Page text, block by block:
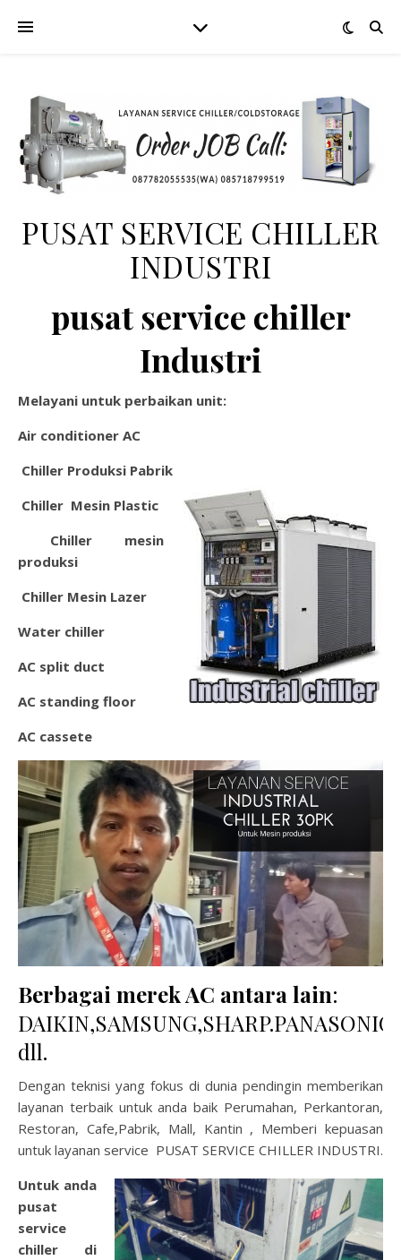
PUSAT SERVICE CHILLER
INDUSTRI
pusat service chiller
Industri
Melayani untuk perbaikan unit:
Air conditioner AC
Chiller Produksi Pabrik
Chiller Mesin Plastic
Chiller mesin
produksi
Chiller Mesin Lazer
Water chiller
AC split duct
AC standing floor
AC cassete
Berbagai merek AC antara lain:
dll.
Dengan teknisi yang fokus di dunia pendingin memberikan
layanan terbaik untuk anda baik Perumahan, Perkantoran,
Restoran, Cafe,Pabrik, Mall, Kantin , Memberi kepuasan
untuk layanan service PUSAT SERVICE CHILLER INDUSTRI.
Untuk anda
pusat
service
chiller di